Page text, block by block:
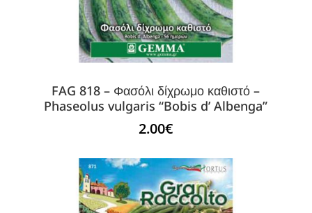
FAG 818 – Φασόλι δίχρωμο καθιστό –
Phaseolus vulgaris “Bobis d’ Albenga”
2.00€